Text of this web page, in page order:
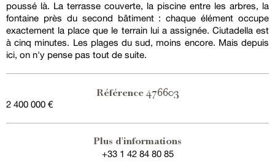
poussé là. La terrasse couverte, la piscine entre les arbres, la
fontaine près du second bâtiment : chaque élément occupe
exactement la place que le terrain lui a assignée. Ciutadella est
à cinq minutes. Les plages du sud, moins encore. Mais depuis
ici, on n'y pense pas tout de suite.
Référence 476603
2 400 000 €
Plus d'informations
+33 1 42 84 80 85